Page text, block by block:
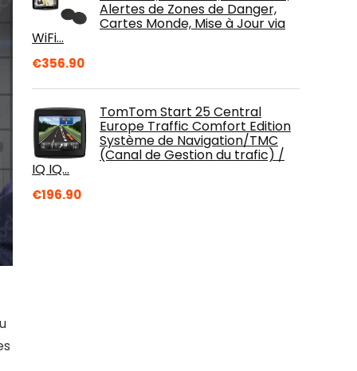
Alertes de Zones de Danger,
Cartes Monde, Mise à Jour via
WiFi…
€356.90
TomTom Start 25 Central
Europe Traffic Comfort Edition
Système de Navigation/TMC
(Canal de Gestion du trafic) /
IQ IQ…
€196.90